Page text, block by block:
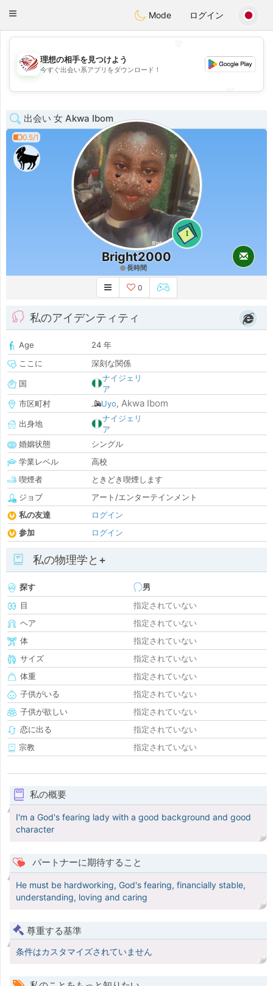
StatesDating
Toggle
Mode ログイン
💖
💕
理想の相手を見つけよう
今すぐ出会い系アプリをダウンロード！
出会い 女 Akwa Ibom
0.5/1
1
Bright2000
長時間
0
私のアイデンティティ
Age
24 年
ここに
深刻な関係
国
ナイジェリ
ア
市区町村
Uyo, Akwa Ibom
出身地
ナイジェリ
ア
婚姻状態
シングル
学業レベル
高校
喫煙者
ときどき喫煙します
ジョブ
アート/エンターテインメント
私の友達
ログイン
参加
ログイン
私の物理学と+
探す
男
目
指定されていない
ヘア
指定されていない
体
指定されていない
サイズ
指定されていない
体重
指定されていない
子供がいる
指定されていない
子供が欲しい
指定されていない
恋に出る
指定されていない
宗教
指定されていない
私の概要
I'm a God's fearing lady with a good background and good
character
パートナーに期待すること
He must be hardworking, God's fearing, financially stable,
understanding, loving and caring
尊重する基準
条件はカスタマイズされていません